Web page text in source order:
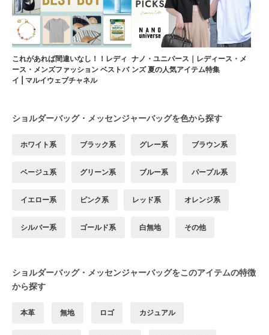
これがあれば間違いなし！！レディ
ース・メンズファッション ベストバ
イ | マルイウェブチャネル
ナノ・ユニバース｜レディース・メ
ンズ 夏の人気アイテム特集
ショルダーバッグ・メッセンジャーバッグを色から探す
ホワイト系 ブラック系 グレー系 ブラウン系
ベージュ系 グリーン系 ブルー系 パープル系
イエロー系 ピンク系 レッド系 オレンジ系
シルバー系 ゴールド系 白無地 その他
ショルダーバッグ・メッセンジャーバッグをこのアイテムの特徴
から探す
本革 無地 ロゴ カジュアル